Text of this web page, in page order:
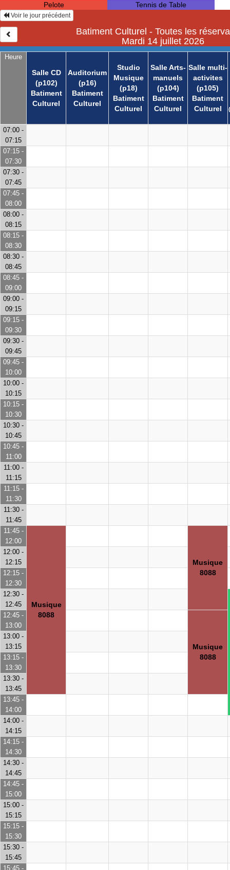
Pelote
Tennis de Table
Heure
Salle CD
(p102)
Batiment
Culturel
Auditorium
(p16)
Batiment
Culturel
Studio
Musique
(p18)
Batiment
Culturel
Salle Arts-
manuels
(p104)
Batiment
Culturel
Salle multi-
activites
(p105)
Batiment
Culturel
Voir le jour précédent
Batiment Culturel - Toutes les
Mardi 14 juillet 2026
07:00 -
07:15
07:15 -
07:30
07:30 -
07:45
07:45 -
08:00
08:00 -
08:15
08:15 -
08:30
08:30 -
08:45
08:45 -
09:00
09:00 -
09:15
09:15 -
09:30
09:30 -
09:45
09:45 -
10:00
10:00 -
10:15
10:15 -
10:30
10:30 -
10:45
10:45 -
11:00
11:00 -
11:15
11:15 -
11:30
11:30 -
11:45
11:45 -
12:00
Musique
8088
Musique
8088
12:00 -
12:15
12:15 -
12:30
12:30 -
12:45
12:45 -
13:00
Musique
8088
13:00 -
13:15
13:15 -
13:30
13:30 -
13:45
13:45 -
14:00
14:00 -
14:15
14:15 -
14:30
14:30 -
14:45
14:45 -
15:00
15:00 -
15:15
15:15 -
15:30
15:30 -
15:45
15:45 -